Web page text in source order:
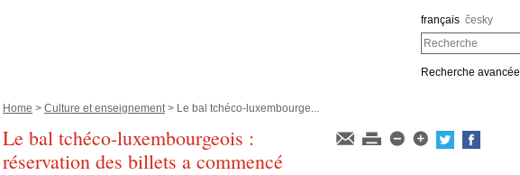
français česky
Recherche
Recherche avancée
Home > Culture et enseignement> Le bal tchéco-luxembourge...
Le bal tchéco-luxembourgeois :
réservation des billets a commencé